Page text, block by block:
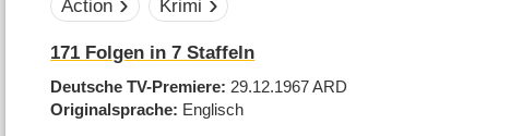
Action Krimi
171 Folgen in7 Staffeln
Deutsche TV-Premiere 29.12.1967ARD
Originalsprache Englisch